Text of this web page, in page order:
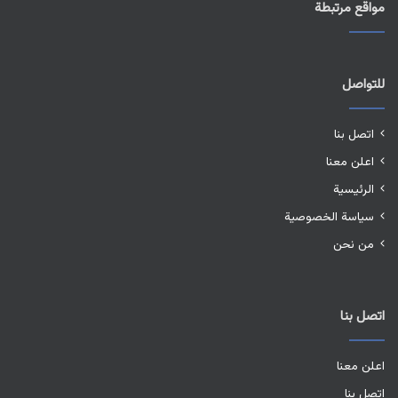
مواقع مرتبطة
للتواصل
اتصل بنا
اعلن معنا
الرئيسية
سياسة الخصوصية
من نحن
اتصل بنا
اعلن معنا
اتصل بنا